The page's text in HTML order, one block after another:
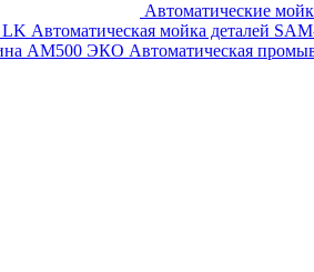
Автоматические
LK Автоматическая мойка деталей
АМ500 ЭКО Автоматическая